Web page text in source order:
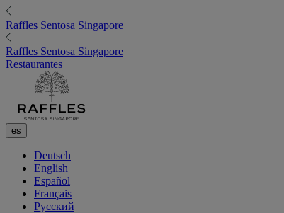
Raffles Sentosa Singapore
Raffles Sentosa Singapore
Restaurantes
es
Deutsch
English
Español
Français
Русский